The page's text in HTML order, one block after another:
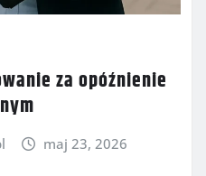
za opóźnienie
maj 23, 2026